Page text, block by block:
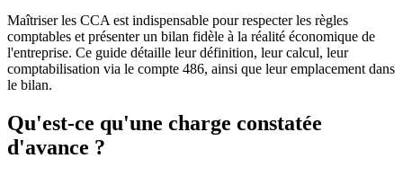
Maîtriser les CCA est indispensable pour respecter les règles
comptables et présenter un bilan fidèle à la réalité économique de
l'entreprise. Ce guide détaille leur définition, leur calcul, leur
comptabilisation via le compte 486, ainsi que leur emplacement dans
le bilan.
Qu'est-ce qu'une charge constatée
d'avance ?